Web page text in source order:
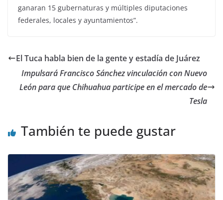
ganaran 15 gubernaturas y múltiples diputaciones
federales, locales y ayuntamientos”.
El Tuca habla bien de la gente y estadía de Juárez
Impulsará Francisco Sánchez vinculación con Nuevo
León para que Chihuahua participe en el mercado de
Tesla
También te puede gustar